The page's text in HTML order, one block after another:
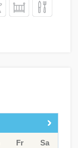
Fr Sa